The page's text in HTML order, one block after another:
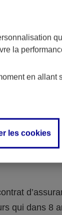
l’argent
besoin
sur un
qui dans 8
la
en allant
les cookies